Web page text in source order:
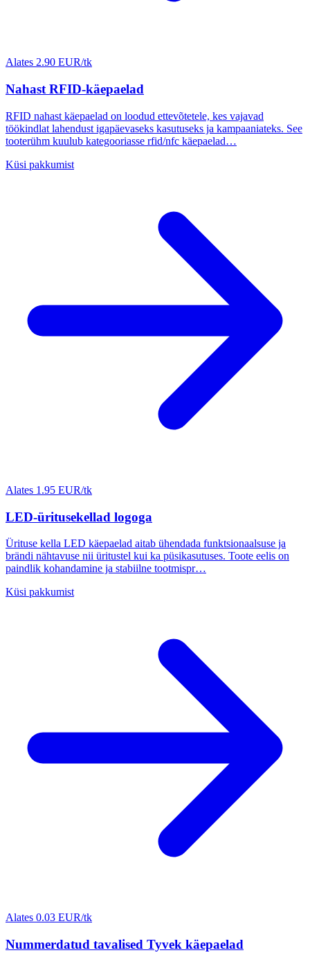
Alates 2.90 EUR/tk
Nahast RFID-käepaelad
RFID nahast käepaelad on loodud ettevõtetele, kes vajavad
töökindlat lahendust igapäevaseks kasutuseks ja kampaaniateks. See
tooterühm kuulub kategooriasse rfid/nfc käepaelad…
Küsi pakkumist
Alates 1.95 EUR/tk
LED-üritusekellad logoga
Ürituse kella LED käepaelad aitab ühendada funktsionaalsuse ja
brändi nähtavuse nii üritustel kui ka püsikasutuses. Toote eelis on
paindlik kohandamine ja stabiilne tootmispr…
Küsi pakkumist
Alates 0.03 EUR/tk
Nummerdatud tavalised Tyvek käepaelad